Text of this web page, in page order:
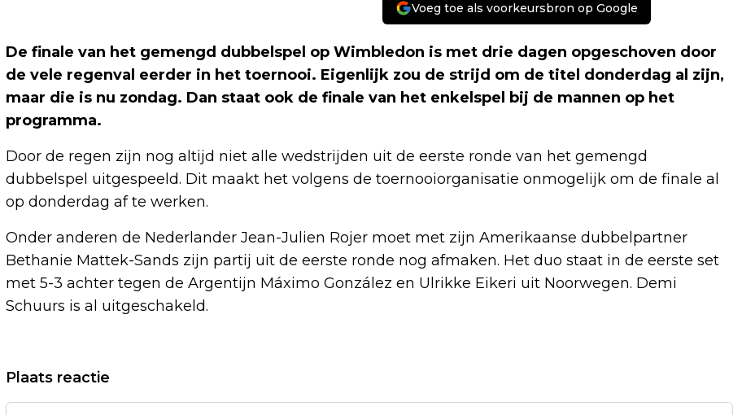
Voeg toe als voorkeursbron op Google
De finale van het gemengd dubbelspel op Wimbledon is met drie dagen opgeschoven door
de vele regenval eerder in het toernooi. Eigenlijk zou de strijd om de titel donderdag al zijn,
maar die is nu zondag. Dan staat ook de finale van het enkelspel bij de mannen op het
programma.
Door de regen zijn nog altijd niet alle wedstrijden uit de eerste ronde van het gemengd
dubbelspel uitgespeeld. Dit maakt het volgens de toernooiorganisatie onmogelijk om de finale al
op donderdag af te werken.
Onder anderen de Nederlander Jean-Julien Rojer moet met zijn Amerikaanse dubbelpartner
Bethanie Mattek-Sands zijn partij uit de eerste ronde nog afmaken. Het duo staat in de eerste set
met 5-3 achter tegen de Argentijn Máximo González en Ulrikke Eikeri uit Noorwegen. Demi
Schuurs is al uitgeschakeld.
Vorig artikel
DOLFIJN GEZIEN IN NOORDZEEKANAAL,
EERSTE KAMERVOORZITTER GRIJPT IN
Plaats reactie